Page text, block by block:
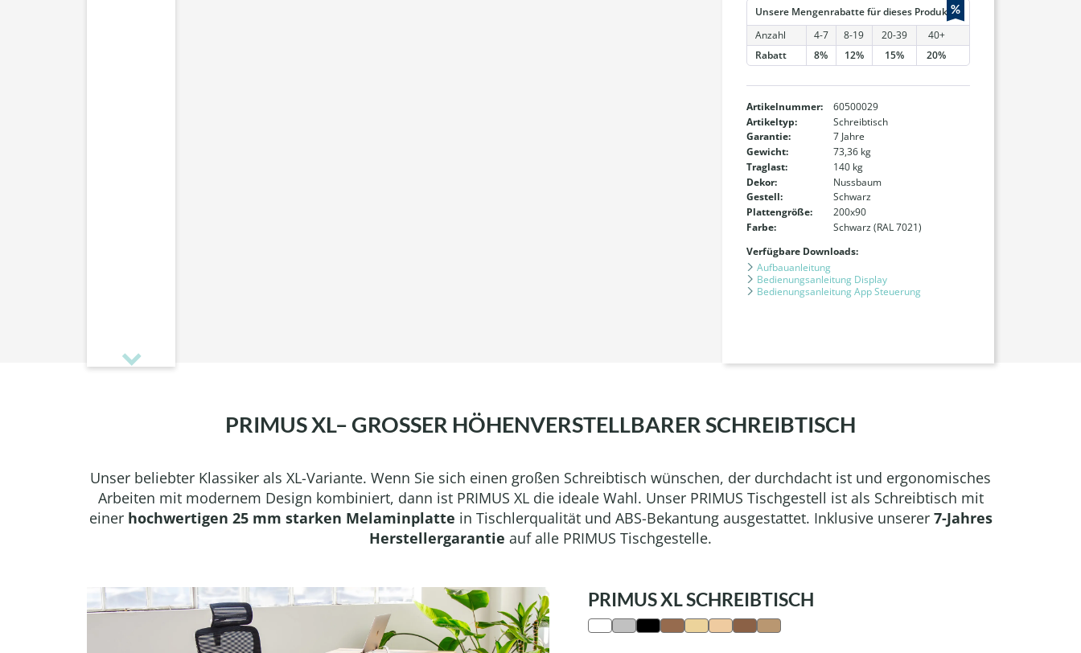
%
Unsere Mengenrabatte für dieses Produkt:
Anzahl
4-7 8-19 20-39
40+
Rabatt
8% 12% 15% 20%
Artikelnummer:
60500029
Artikeltyp:
Schreibtisch
Garantie:
7 Jahre
Gewicht:
73,36 kg
Traglast:
140 kg
Dekor:
Nussbaum
Gestell:
Schwarz
Plattengröße:
200x90
Farbe:
Schwarz (RAL 7021)
Verfügbare Downloads:
Aufbauanleitung
Bedienungsanleitung Display
Bedienungsanleitung App Steuerung
PRIMUS XL– GROSSER HÖHENVERSTELLBARER SCHREIBTISCH
Unser beliebter Klassiker als XL-Variante. Wenn Sie sich einen großen Schreibtisch wünschen, der durchdacht ist und ergonomisches
Arbeiten mit modernem Design kombiniert, dann ist PRIMUS XL die ideale Wahl. Unser PRIMUS Tischgestell ist als Schreibtisch mit
einer hochwertigen 25 mm starken Melaminplatte in Tischlerqualität und ABS-Bekantung ausgestattet. Inklusive unserer 7-Jahres
Herstellergarantie auf alle PRIMUS Tischgestelle.
PRIMUS XL SCHREIBTISCH